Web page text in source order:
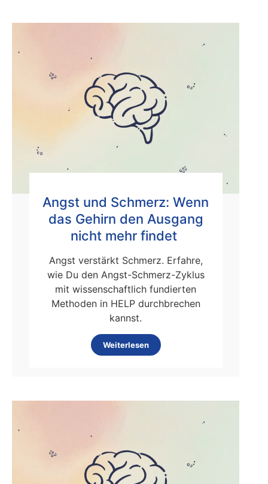
Angst und Schmerz: Wenn
das Gehirn den Ausgang
nicht mehr findet
Angst verstärkt Schmerz. Erfahre,
wie Du den Angst-Schmerz-Zyklus
mit wissenschaftlich fundierten
Methoden in HELP durchbrechen
kannst.
Weiterlesen